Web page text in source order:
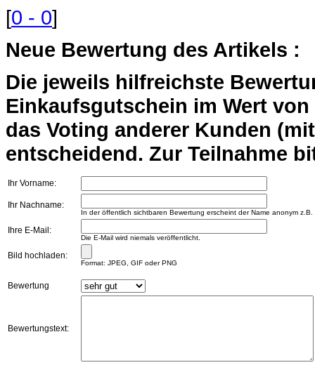
[0 - 0]
Neue Bewertung des Artikels :
Die jeweils hilfreichste
Einkaufsgutschein im Wert
das Voting anderer Kunden
entscheidend. Zur Teilnahme
Ihr Vorname:
Ihr Nachname:
In der öffentlich sichtbaren Bewertung erscheint der Name anonym
Ihre E-Mail:
Die E-Mail wird niemals veröffentlicht.
Bild hochladen:
Format: JPEG, GIF oder PNG
Bewertung
Bewertungstext: